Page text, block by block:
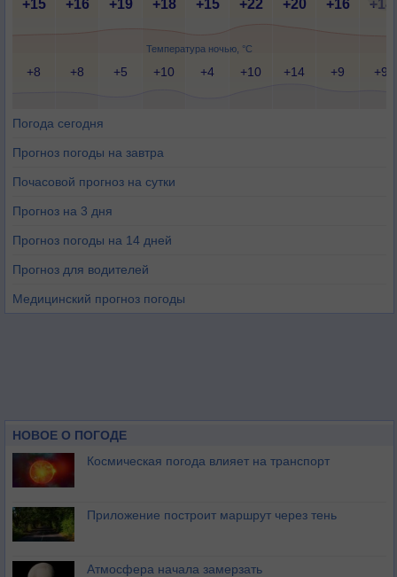
Температура ночью, °C
+15 +16 +19 +18 +15 +22 +20 +16 +14
+8 +8 +5 +10 +4 +10 +14 +9 +9
Погода сегодня
Прогноз погоды на завтра
Почасовой прогноз на сутки
Прогноз на 3 дня
Прогноз погоды на 14 дней
Прогноз для водителей
Медицинский прогноз погоды
НОВОЕ О ПОГОДЕ
Космическая погода влияет на транспорт
Приложение построит маршрут через тень
Атмосфера начала замерзать